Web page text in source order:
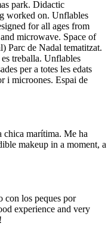
park. Didactic
worked on. Unflables
for all ages from
microwave. Space of
Parc de Nadal tematitzat.
treballa. Unflables
per a totes les edats
i microones. Espai de
chica marítima. Me ha
makeup in a moment, a
con los peques por
experience and very